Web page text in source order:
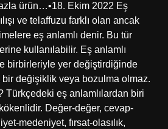
ürün…•18. Ekim 2022 Eş
ve telaffuzu farklı olan ancak
eş anlamlı denir. Bu tür
kullanılabilir. Eş anlamlı
birbirleriyle yer değiştirdiğinde
bir değişiklik veya bozulma olmaz.
Türkçedeki eş anlamlılardan biri
Değer-değer, cevap-
medeniyet, fırsat-olasılık,